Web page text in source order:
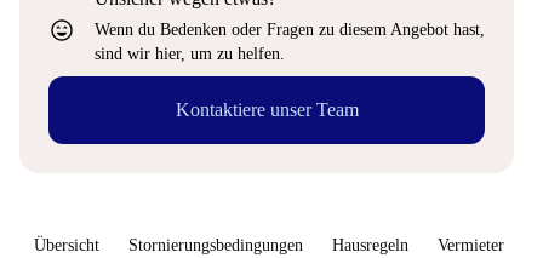
sentiment_very_satisfied
Wenn du Bedenken oder Fragen zu diesem Angebot hast,
sind wir hier, um zu helfen.
Kontaktiere unser Team
Übersicht Stornierungsbedingungen Hausregeln Vermieter